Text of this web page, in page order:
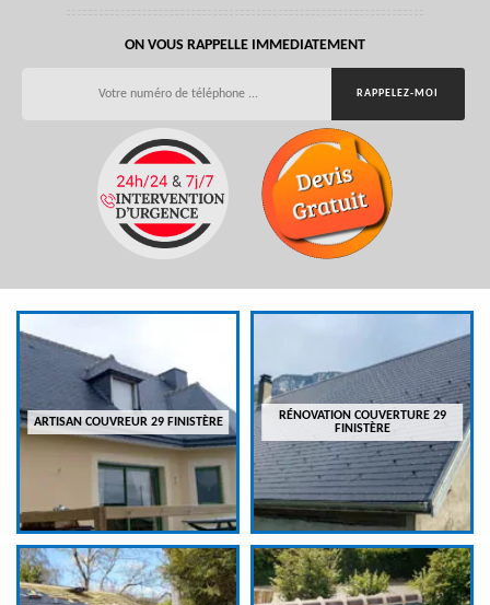
ON VOUS RAPPELLE IMMEDIATEMENT
ARTISAN COUVREUR 29 FINISTÈRE
RÉNOVATION COUVERTURE 29
FINISTÈRE